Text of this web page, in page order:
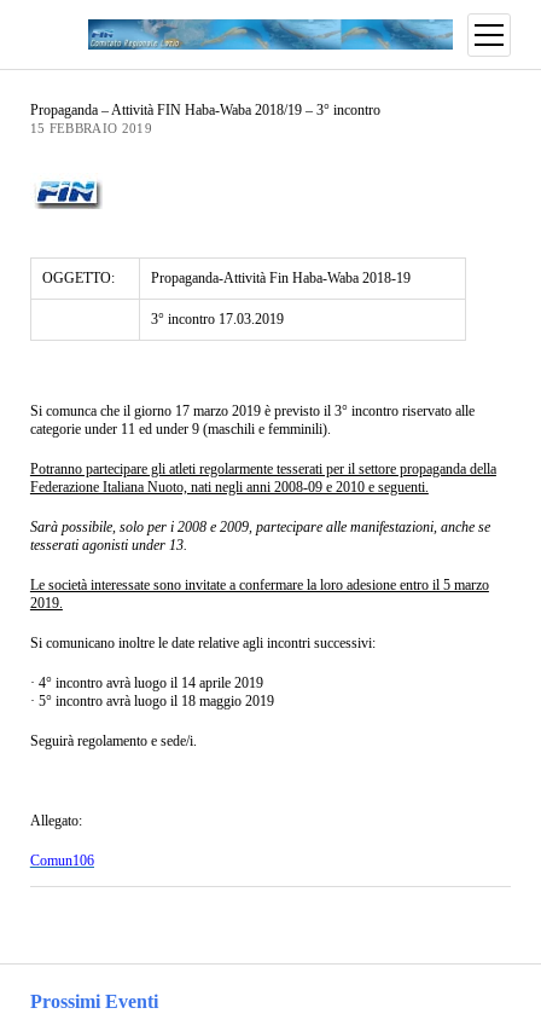
Prossimi Eventi
Propaganda – Attività FIN Haba-Waba 2018/19 – 3° incontro
15 FEBBRAIO 2019
OGGETTO: Propaganda-Attività Fin Haba-Waba 2018-19
3° incontro 17.03.2019
Si comunca che il giorno 17 marzo 2019 è previsto il 3° incontro riservato alle
categorie under 11 ed under 9 (maschili e femminili).
Potranno partecipare gli atleti regolarmente tesserati per il settore propaganda della
Federazione Italiana Nuoto, nati negli anni 2008-09 e 2010 e seguenti.
Sarà possibile, solo per i 2008 e 2009, partecipare alle manifestazioni, anche se
tesserati agonisti under 13.
Le società interessate sono invitate a confermare la loro adesione entro il 5 marzo
2019.
Si comunicano inoltre le date relative agli incontri successivi:
· 4° incontro avrà luogo il 14 aprile 2019
· 5° incontro avrà luogo il 18 maggio 2019
Seguirà regolamento e sede/i.
Allegato:
Comun106